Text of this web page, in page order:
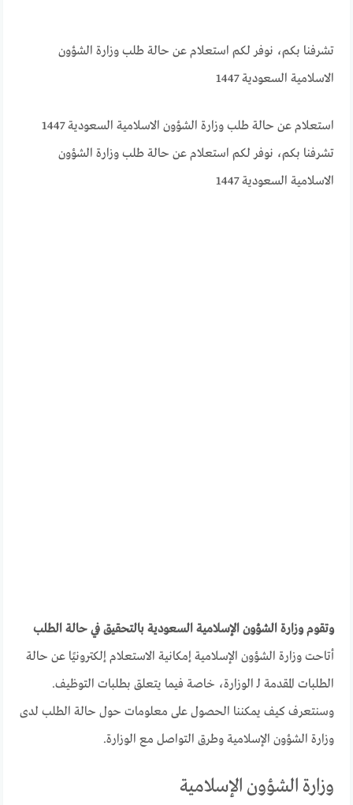
تشرفنا بكم، نوفر لكم استعلام عن حالة طلب وزارة الشؤون
الاسلامية السعودية 1447
استعلام عن حالة طلب وزارة الشؤون الاسلامية السعودية 1447
تشرفنا بكم، نوفر لكم استعلام عن حالة طلب وزارة الشؤون
الاسلامية السعودية 1447
وتقوم وزارة الشؤون الإسلامية السعودية بالتحقيق في حالة الطلب
أتاحت وزارة الشؤون الإسلامية إمكانية الاستعلام إلكترونيًا عن حالة
الطلبات المقدمة لـ الوزارة، خاصة فيما يتعلق بطلبات التوظيف.
وسنتعرف كيف يمكننا الحصول على معلومات حول حالة الطلب لدى
وزارة الشؤون الإسلامية وطرق التواصل مع الوزارة.
وزارة الشؤون الإسلامية